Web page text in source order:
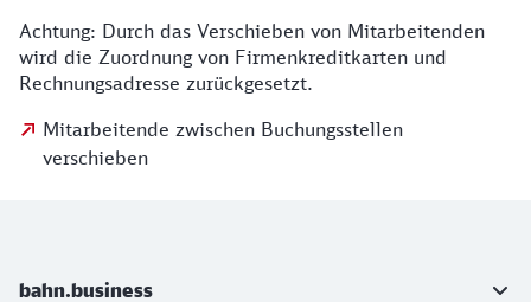
Achtung: Durch das Verschieben von Mitarbeitenden
wird die Zuordnung von Firmenkreditkarten und
Rechnungsadresse zurückgesetzt.
Mitarbeitende zwischen Buchungsstellen
verschieben
bahn.business